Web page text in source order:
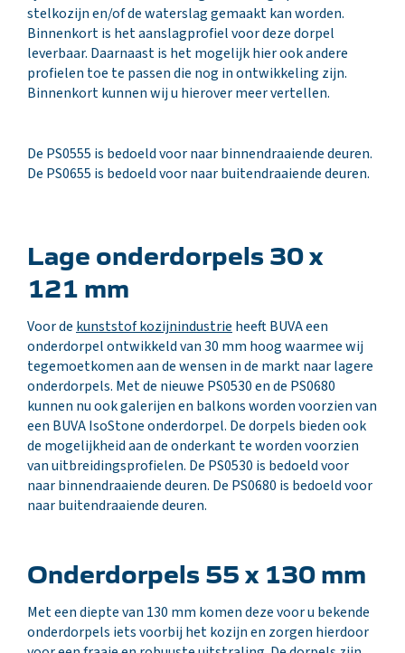
stelkozijn en/of de waterslag gemaakt kan worden.
Binnenkort is het aanslagprofiel voor deze dorpel
leverbaar. Daarnaast is het mogelijk hier ook andere
profielen toe te passen die nog in ontwikkeling zijn.
Binnenkort kunnen wij u hierover meer vertellen.
De PS0555 is bedoeld voor naar binnendraaiende deuren.
De PS0655 is bedoeld voor naar buitendraaiende deuren.
Lage onderdorpels 30 x
121 mm
Voor de kunststof kozijnindustrie heeft BUVA een
onderdorpel ontwikkeld van 30 mm hoog waarmee wij
tegemoetkomen aan de wensen in de markt naar lagere
onderdorpels. Met de nieuwe PS0530 en de PS0680
kunnen nu ook galerijen en balkons worden voorzien van
een BUVA IsoStone onderdorpel. De dorpels bieden ook
de mogelijkheid aan de onderkant te worden voorzien
van uitbreidingsprofielen. De PS0530 is bedoeld voor
naar binnendraaiende deuren. De PS0680 is bedoeld voor
naar buitendraaiende deuren.
Onderdorpels 55 x 130 mm
Met een diepte van 130 mm komen deze voor u bekende
onderdorpels iets voorbij het kozijn en zorgen hierdoor